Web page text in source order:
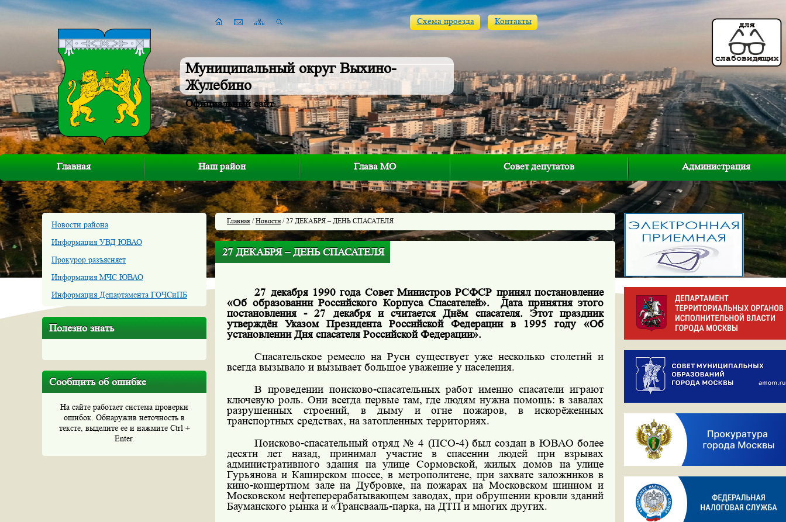
Муниципальный округ Выхино-
Жулебино
Официальный сайт
Схема проезда Контакты
Главная Наш район Глава МО Совет депутатов Администрация
Новости района
Информация УВД ЮВАО
Прокурор разъясняет
Информация МЧС ЮВАО
Информация Департамента ГОЧСиПБ
Полезно знать
Сообщить об ошибке
На сайте работает система проверки
ошибок. Обнаружив неточность в
тексте, выделите ее и нажмите Ctrl +
Enter.
Главная /Новости/ 27 ДЕКАБРЯ – ДЕНЬ СПАСАТЕЛЯ
27 ДЕКАБРЯ – ДЕНЬ СПАСАТЕЛЯ
27 декабря 1990 года Совет Министров РСФСР принял постановление
«Об образовании Российского Корпуса Спасателей».
Дата принятия этого
постановления - 27 декабря и считается Днём спасателя. Этот праздник
утверждён Указом Президента Российской Федерации в 1995 году «Об
установлении Дня спасателя Российской Федерации».
Спасательское ремесло на Руси существует уже несколько столетий и
всегда вызывало и вызывает большое уважение у населения.
В проведении поисково-спасательных работ именно спасатели играют
ключевую роль. Они всегда первые там, где людям нужна помощь: в завалах
разрушенных строений, в дыму и огне пожаров, в искорёженных
транспортных средствах, на затопленных территориях.
Поисково-спасательный отряд № 4 (ПСО-4) был создан в ЮВАО более
десяти лет назад, принимал участие в спасении людей при взрывах
административного здания на улице Сормовской, жилых домов на улице
Гурьянова и Каширском шоссе, в метрополитене, при захвате заложников в
кино-концертном зале на Дубровке, на пожарах на Московском шинном и
Московском нефтеперерабатывающем заводах, при обрушении кровли зданий
Бауманского рынка и «Трансвааль-парка, на ДТП и многих других.